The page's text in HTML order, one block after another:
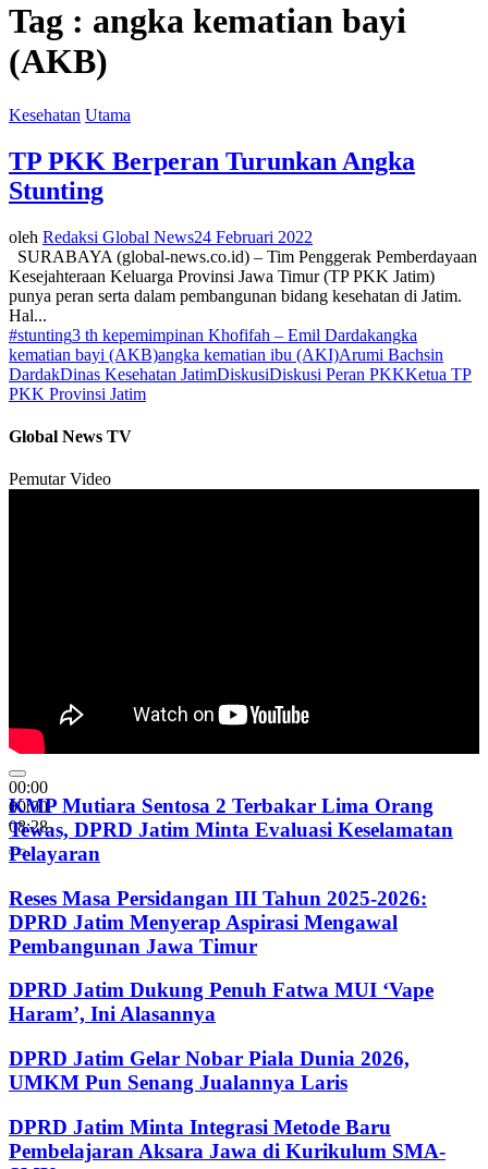
Tag : angka kematian bayi
(AKB)
Kesehatan Utama
TP PKK Berperan Turunkan Angka
Stunting
oleh Redaksi Global News24 Februari 2022
SURABAYA (global-news.co.id) – Tim Penggerak Pemberdayaan
Kesejahteraan Keluarga Provinsi Jawa Timur (TP PKK Jatim)
punya peran serta dalam pembangunan bidang kesehatan di Jatim.
Hal...
#stunting3 th kepemimpinan Khofifah – Emil Dardakangka
kematian bayi (AKB)angka kematian ibu (AKI)Arumi Bachsin
DardakDinas Kesehatan JatimDiskusiDiskusi Peran PKKKetua TP
PKK Provinsi Jatim
Global News TV
Pemutar Video
00:00
00:00
08:28
KMP Mutiara Sentosa 2 Terbakar Lima Orang
Tewas, DPRD Jatim Minta Evaluasi Keselamatan
Pelayaran
Reses Masa Persidangan III Tahun 2025-2026:
DPRD Jatim Menyerap Aspirasi Mengawal
Pembangunan Jawa Timur
DPRD Jatim Dukung Penuh Fatwa MUI ‘Vape
Haram’, Ini Alasannya
DPRD Jatim Gelar Nobar Piala Dunia 2026,
UMKM Pun Senang Jualannya Laris
DPRD Jatim Minta Integrasi Metode Baru
Pembelajaran Aksara Jawa di Kurikulum SMA-